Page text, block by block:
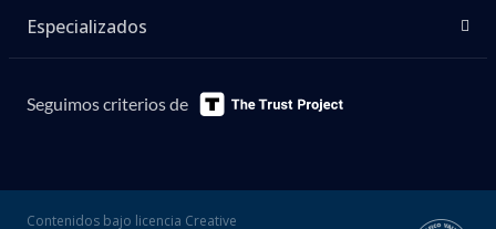
Especializados
Seguimos criterios de
Contenidos bajo licencia Creative